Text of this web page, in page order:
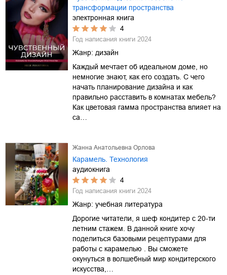
трансформации пространства
электронная книга
4
Год написания книги 2024
Жанр: дизайн
Каждый мечтает об идеальном доме, но
немногие знают, как его создать. С чего
начать планирование дизайна и как
правильно расставить в комнатах мебель?
Как цветовая гамма пространства влияет на
са…
Жанна Анатольевна Орлова
Карамель. Технология
аудиокнига
4
Год написания книги 2024
Жанр: учебная литература
Дорогие читатели, я шеф кондитер с 20-ти
летним стажем. В данной книге хочу
поделиться базовыми рецептурами для
работы с карамелью . Вы сможете
окунуться в волшебный мир кондитерского
искусства,…